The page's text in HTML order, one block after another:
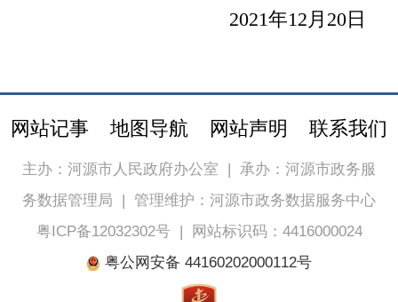
2021年12月20日
网站记事 地图导航 网站声明 联系我们
主办：河源市人民政府办公室 | 承办：河源市政务服
务数据管理局 | 管理维护：河源市政务数据服务中心
粤ICP备12032302号|
网站标识码：4416000024
粤公网安备 44160202000112号